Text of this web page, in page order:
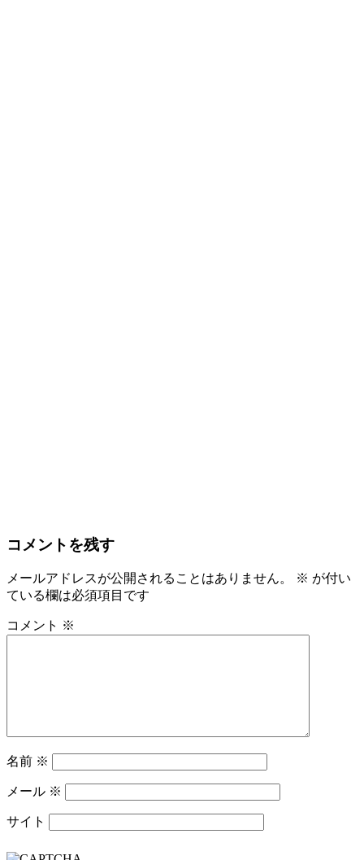
コメントを残す
メールアドレスが公開されることはありません。 ※ が付い
ている欄は必須項目です
コメント ※
名前 ※
メール ※
サイト